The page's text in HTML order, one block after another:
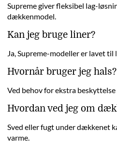
Supreme giver fleksibel lag-
dækkenmodel.
Kan jeg bruge liner?
Ja, Supreme-modeller er lavet til
Hvornår bruger jeg hals?
Ved behov for ekstra beskyttelse
Hvordan ved jeg om
Sved eller fugt under dækkenet
varme.